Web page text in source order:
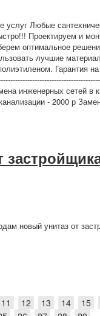
услуг Любые
Проектируем и
оптимальное
лучшие
Гарантия
инженерных сетей в
- 2000 р
новый унитаз от
11 12 13 14 15